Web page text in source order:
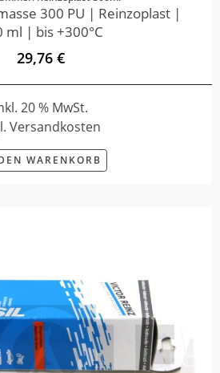
300 PU | Reinzoplast |
ml | bis +300°C
29,76 €
20 % MwSt.
Versandkosten
WARENKORB